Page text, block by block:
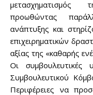
μετασχηματισμός
προωθώντας
ανάπτυξης και
επιχειρηματικών
αξίας της «καθαρής
Οι
Συμβουλευτικού
Περιφέρειες να